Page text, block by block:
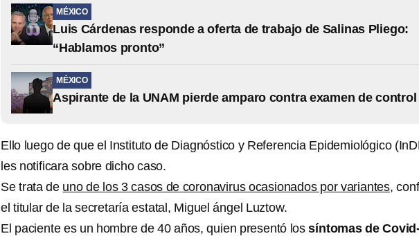
MÉXICO
Luis Cárdenas responde a oferta de trabajo de Salinas Pliego:
“Hablamos pronto”
MÉXICO
Aspirante de la UNAM pierde amparo contra examen de control
Ello luego de que el Instituto de Diagnóstico y Referencia Epidemiológico
les notificara sobre dicho caso.
Se trata de uno de los 3 casos de coronavirus ocasionados por variantes,
el titular de la secretaría estatal, Miguel ángel Luztow.
El paciente es un hombre de 40 años, quien presentó lossíntomas de